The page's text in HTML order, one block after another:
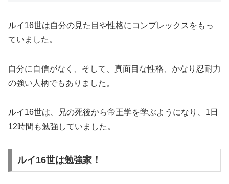
ルイ16世は自分の見た目や性格にコンプレックスをもっ
ていました。
自分に自信がなく、そして、真面目な性格、かなり忍耐力
の強い人柄でもありました。
ルイ16世は、兄の死後から帝王学を学ぶようになり、1日
12時間も勉強していました。
ルイ16世は勉強家！